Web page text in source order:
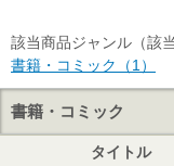
該当商品ジャンル（該当
書籍・コミック（1）
書籍・コミック
タイトル